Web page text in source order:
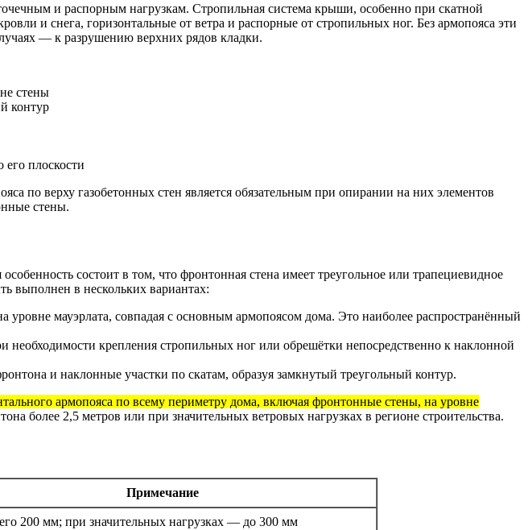
и распорным нагрузкам. Стропильная система крыши, особенно при скатной
и снега, горизонтальные от ветра и распорные от стропильных ног. Без армопояса эти
— к разрушению верхних рядов кладки.
стены
контур
плоскости
по верху газобетонных стен является обязательным при опирании на них элементов
стены.
состоит в том, что фронтонная стена имеет треугольное или трапециевидное
выполнен в нескольких вариантах:
мауэрлата, совпадая с основным армопоясом дома. Это наиболее распространённый
необходимости крепления стропильных ног или обрешётки непосредственно к наклонной
и наклонные участки по скатам, образуя замкнутый треугольный контур.
армопояса по всему периметру дома, включая фронтонные стены, на уровне
более 2,5 метров или при значительных ветровых нагрузках в регионе строительства.
Примечание
200 мм; при значительных нагрузках — до 300 мм